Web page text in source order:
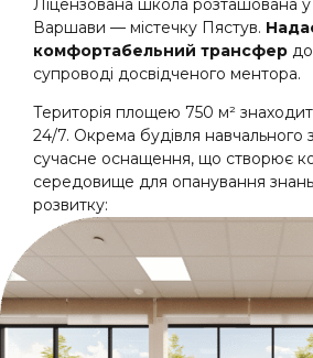
Ліцензована школа розташована у
Варшави — містечку Пястув.
комфортабельний трансфер
супроводі досвідченого ментора.
Територія площею 750 м²
24/7. Окрема будівля навчального
сучасне оснащення, що створює
середовище для опанування знань
розвитку: